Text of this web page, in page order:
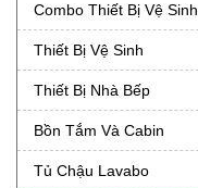
Combo Thiết Bị Vệ Sinh
Thiết Bị Vệ Sinh
Thiết Bị Nhà Bếp
Bồn Tắm Và Cabin
Tủ Chậu Lavabo